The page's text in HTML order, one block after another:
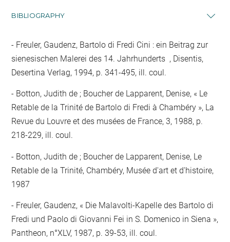
BIBLIOGRAPHY
Freuler, Gaudenz, Bartolo di Fredi Cini : ein Beitrag zur
sienesischen Malerei des 14. Jahrhunderts , Disentis,
Desertina Verlag, 1994, p. 341-495, ill. coul.
Botton, Judith de ; Boucher de Lapparent, Denise, « Le
Retable de la Trinité de Bartolo di Fredi à Chambéry », La
Revue du Louvre et des musées de France, 3, 1988, p.
218-229, ill. coul.
Botton, Judith de ; Boucher de Lapparent, Denise, Le
Retable de la Trinité, Chambéry, Musée d'art et d'histoire,
1987
Freuler, Gaudenz, « Die Malavolti-Kapelle des Bartolo di
Fredi und Paolo di Giovanni Fei in S. Domenico in Siena »,
Pantheon, n°XLV, 1987, p. 39-53, ill. coul.